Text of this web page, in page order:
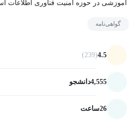
آموزشی در حوزه امنیت فناوری اطلاعات
گواهی‌نامه
4.5
(239)
4,555دانشجو
26ساعت